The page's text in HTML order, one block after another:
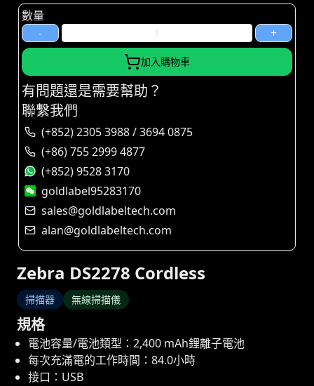
Zebra DS2278 Cordless
掃描器 無線掃描儀
規格
電池容量/電池類型：2,400 mAh鋰離子電池
每次充滿電的工作時間：84.0小時
接口：USB
數量
-
+
加入購物車
有問題還是需要幫助？
聯繫我們
(+852) 2305 3988 / 3694 0875
(+86) 755 2999 4877
(+852) 9528 3170
goldlabel95283170
sales@goldlabeltech.com
alan@goldlabeltech.com